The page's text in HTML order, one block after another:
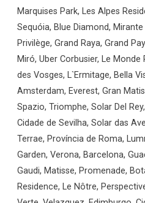
Marquises Park, Les Alpes
Sequóia, Blue Diamond,
Privilège, Grand Raya, Grand
Miró, Uber Corbusier, Le
des Vosges, L`Ermitage, Bella
Amsterdam, Everest, Gran
Spazio, Triomphe, Solar Del
Cidade de Sevilha, Solar das
Terrae, Província de Roma,
Garden, Verona, Barcelona,
Gaudi, Matisse, Promenade,
Residence, Le Nôtre,